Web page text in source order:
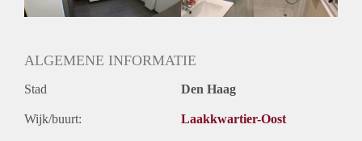
ALGEMENE INFORMATIE
Stad Den Haag
Wijk/buurt: Laakkwartier-Oost